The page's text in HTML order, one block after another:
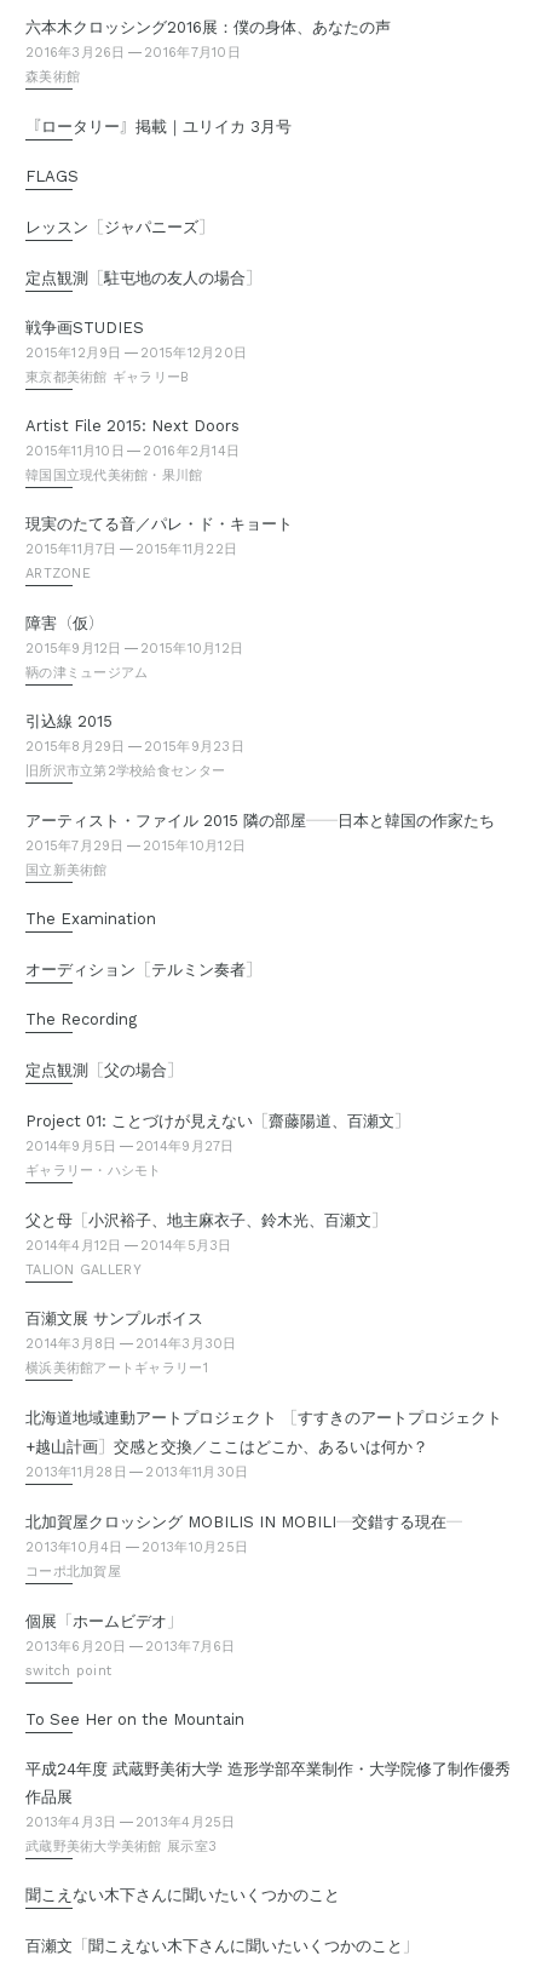
六本木クロッシング2016展：僕の身体、あなたの声
2016年3月26日
2016年7月10日
森美術館
『ロータリー 』 掲載｜ユリイカ 3月号
FLAGS
レッスン ［ジャパニーズ］
定点観測 ［駐屯地の友人の場合］
戦争画STUDIES
2015年12月9日
2015年12月20日
東京都美術館 ギャラリーB
Artist File 2015: Next Doors
2015年11月10日
2016年2月14日
韓国国立現代美術館・果川館
現実のたてる音／パレ・ド・キョート
2015年11月7日
2015年11月22日
ARTZONE
障害 （仮）
2015年9月12日
2015年10月12日
鞆の津ミュージアム
引込線 2015
2015年8月29日
2015年9月23日
旧所沢市立第2学校給食センター
アーティスト・ファイル 2015 隣の部屋——日本と韓国の作家たち
2015年7月29日
2015年10月12日
国立新美術館
The Examination
オーディション ［テルミン奏者］
The Recording
定点観測 ［父の場合］
Project 01: ことづけが見えない ［齋藤陽道、百瀬文］
2014年9月5日
2014年9月27日
ギャラリー・ハシモト
父と母 ［小沢裕子、地主麻衣子、鈴木光、百瀬文］
2014年4月12日
2014年5月3日
TALION GALLERY
百瀬文展 サンプルボイス
2014年3月8日
2014年3月30日
横浜美術館アートギャラリー1
北海道地域連動アートプロジェクト ［すすきのアートプロジェクト
+越山計画］ 交感と交換／ここはどこか、あるいは何か？
2013年11月28日 2013年11月30日
北加賀屋クロッシング MOBILIS IN MOBILI—交錯する現在—
2013年10月4日
2013年10月25日
コーポ北加賀屋
個展 「ホームビデオ 」
2013年6月20日
2013年7月6日
switch point
To See Her on the Mountain
平成24年度 武蔵野美術大学 造形学部卒業制作・大学院修了制作優秀
作品展
2013年4月3日
2013年4月25日
武蔵野美術大学美術館 展示室3
聞こえない木下さんに聞いたいくつかのこと
百瀬文 「聞こえない木下さんに聞いたいくつかのこと 」